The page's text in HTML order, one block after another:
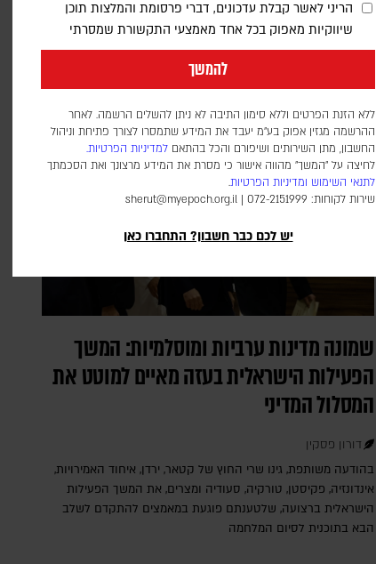
הריני לאשר קבלת עדכונים, דברי פרסומת והמלצות תוכן
שיווקיות מאפוק בכל אחד מאמצעי התקשורת שמסרתי
להמשך
ללא הזנת הפרטים וללא סימון התיבה לא ניתן להשלים הרשמה. לאחר
ההרשמה מגזין אפוק בע״מ יעבד את המידע שתמסרו לצורך פתיחת וניהול
החשבון, מתן השירותים ושיפורם והכל בהתאם למדיניות הפרטיות.
לחיצה על "המשך" מהווה אישור כי מסרת את המידע מרצונך ואת הסכמתך
לתנאי השימוש ומדיניות הפרטיות.
שירות לקוחות: 072-2151999 |
sherut@myepoch.org.il
יש לכם כבר חשבון? התחברו כאן
סוכנות הידיעות פארס, המזוהה עם משמרות המהפכה, ציטטה גורם
במשרד החוץ שטען כי הנתיב הצפוני והדרומי במצר הורמוז יבוטלו
שמונה מדינות ערביות ומוסלמיות: המשך
הפעילות הישראלית בעזה מאיים למוטט את
המסלול המדיני
דורון פסקין
בהודעה משותפת, גינו שרי החוץ של קטאר, ירדן, איחוד האמירויות,
אינדונזיה, פקיסטן, טורקיה, סעודיה ומצרים, את המשך הפעילות
הישראלית ברצועה, שלטענתם פוגעת במאמצים להתקדם לשלב
הבא בתוכנית לסיום המלחמה